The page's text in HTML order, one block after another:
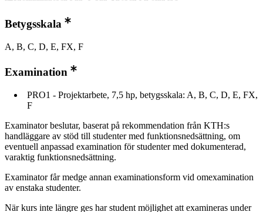
Betygsskala
A, B, C, D, E, FX, F
Examination
PRO1 - Projektarbete, 7,5 hp, betygsskala: A, B, C, D, E, FX,
F
Examinator beslutar, baserat på rekommendation från KTH:s
handläggare av stöd till studenter med funktionsnedsättning, om
eventuell anpassad examination för studenter med dokumenterad,
varaktig funktionsnedsättning.
Examinator får medge annan examinationsform vid omexamination
av enstaka studenter.
När kurs inte längre ges har student möjlighet att examineras under